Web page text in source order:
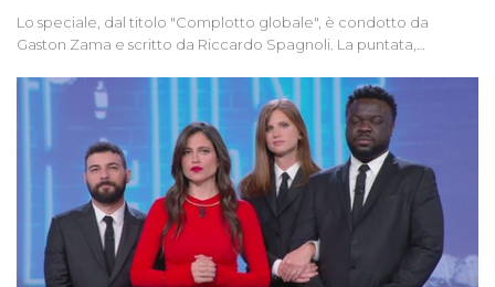
Lo speciale, dal titolo "Complotto globale", è condotto da
Gaston Zama e scritto da Riccardo Spagnoli. La puntata,
racconta l'universo delle narrazioni alternative, dei sospetti
globali e del complottismo che negli ultimi anni hanno invaso
social network, talk show, piazze digitali e immaginario collettivo.